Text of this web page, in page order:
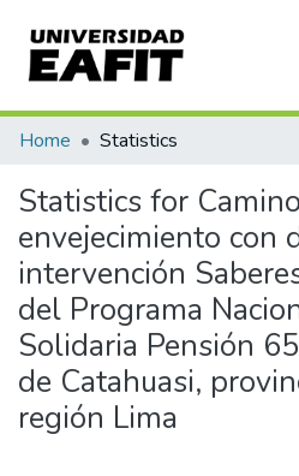
Communities & Collections
All of DSpace
Home Statistics
Statistics for
envejecimiento con
intervención
del Programa
Solidaria Pensión
de Catahuasi,
región Lima